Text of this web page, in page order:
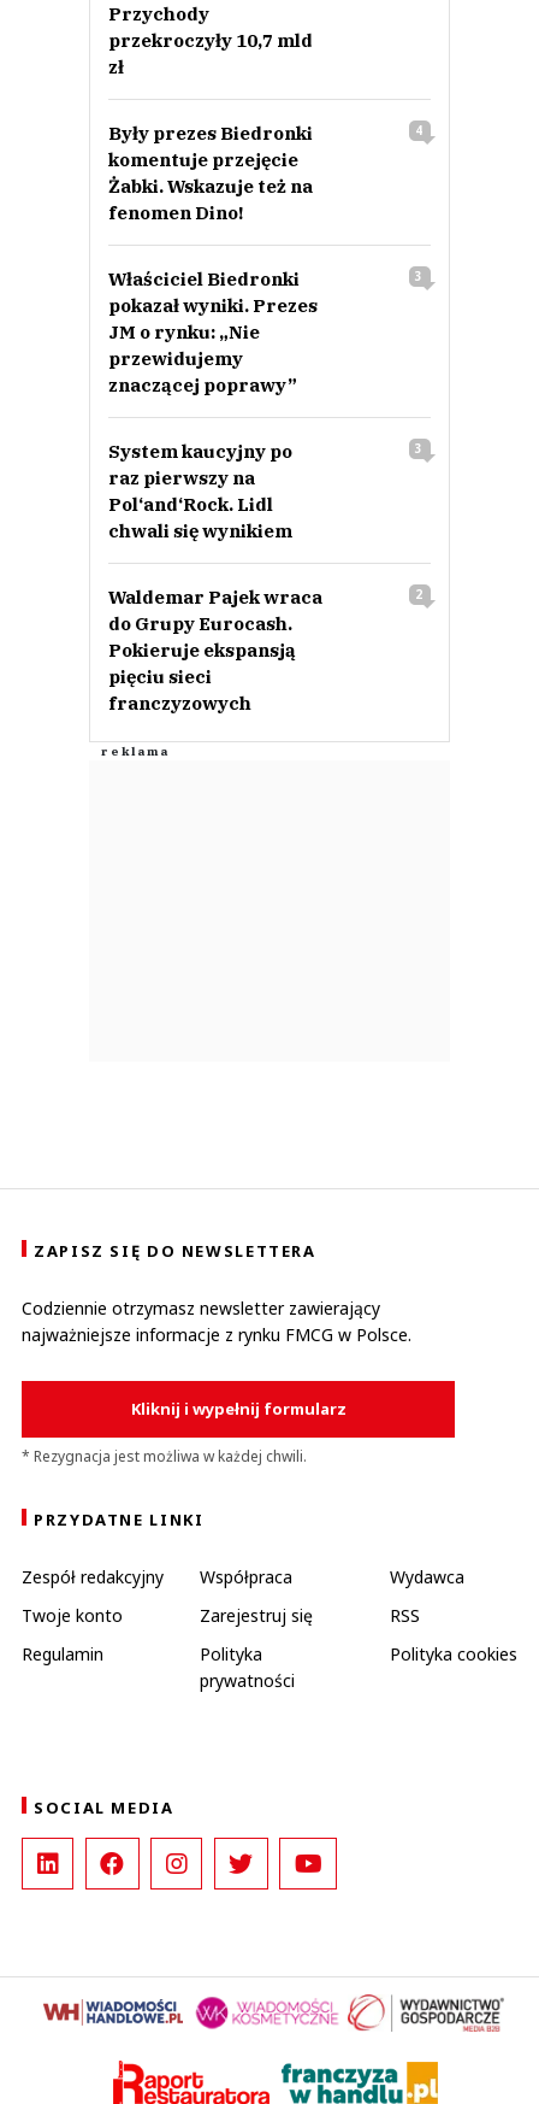
Przychody
przekroczyły 10,7 mld
zł
Były prezes Biedronki
komentuje przejęcie
Żabki. Wskazuje też na
fenomen Dino!
4
Właściciel Biedronki
pokazał wyniki. Prezes
JM o rynku: „Nie
przewidujemy
znaczącej poprawy”
3
System kaucyjny po
raz pierwszy na
Pol‘and‘Rock. Lidl
chwali się wynikiem
3
Waldemar Pajek wraca
do Grupy Eurocash.
Pokieruje ekspansją
pięciu sieci
franczyzowych
2
ZAPISZ SIĘ DO NEWSLETTERA
Codziennie otrzymasz newsletter zawierający
najważniejsze informacje z rynku FMCG w Polsce.
Kliknij i wypełnij formularz
* Rezygnacja jest możliwa w każdej chwili.
PRZYDATNE LINKI
Zespół redakcyjny Współpraca
Wydawca
Twoje konto
Zarejestruj się
RSS
Regulamin
Polityka
prywatności
Polityka cookies
SOCIAL MEDIA